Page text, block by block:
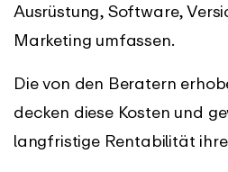
Ausrüstung, Software,
Marketing umfassen.
Die von den Beratern
decken diese Kosten und
langfristige Rentabilität